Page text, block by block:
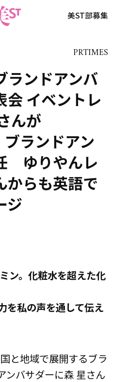
美ST部募集
PRTIMES
ランドアンバ
会 イベントレ
んが
ブランドアン
ゆりやんレ
からも英語で
ジ
ン。化粧水を超えた化
を私の声を通して伝え
と地域で展開するブラ
ンバサダーに森 星さん